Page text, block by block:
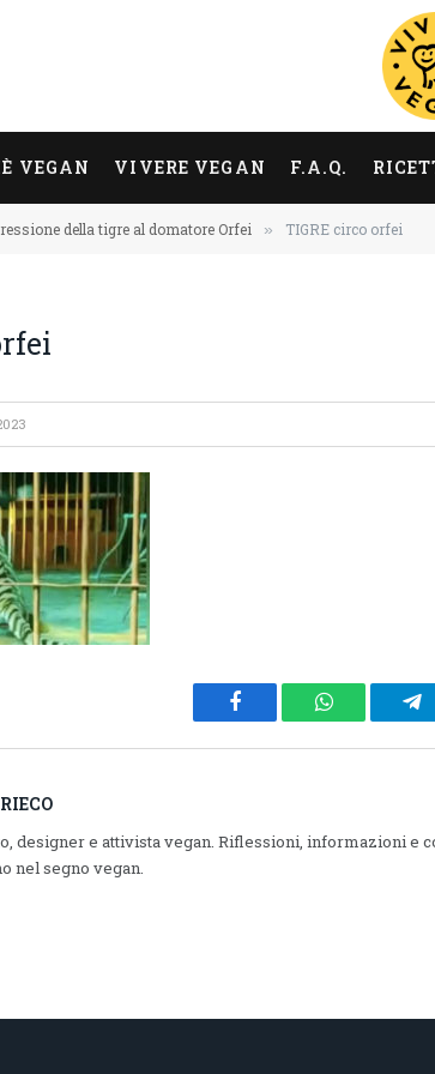
VEGAN VIVERE VEGAN F.A.Q.
della tigre al domatore Orfei » TIGRE circo orfei
Facebook WhatsApp
designer e attivista vegan. Riflessioni, informazioni e
nel segno vegan.